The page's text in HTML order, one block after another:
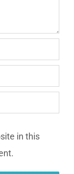
in this